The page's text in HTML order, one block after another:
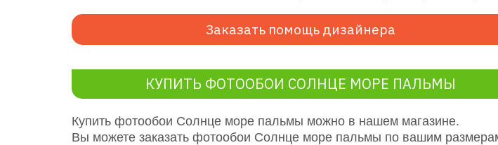
Заказать помощь дизайнера
КУПИТЬ ФОТООБОИ СОЛНЦЕ МОРЕ ПАЛЬМЫ
Купить фотообои Солнце море пальмы можно в нашем магазине.
Вы можете заказать фотообои Солнце море пальмы по вашим